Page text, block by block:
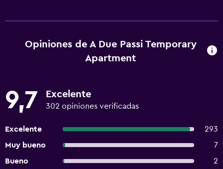
Opiniones de A Due Passi Temporary
Apartment
9,7 Excelente
302 opiniones verificadas
Excelente
293
Muy bueno
7
Bueno
2